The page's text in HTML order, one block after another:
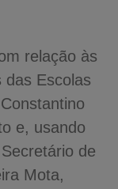
relação às
das Escolas
e, usando
de
Mota,